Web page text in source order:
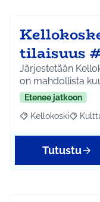
tilaisuus
Järjestetään
on mahdollista
Etenee jatkoon
Rajaa tulokset
Kellokoski Rajaa
Tutustu